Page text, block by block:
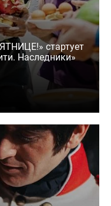
стартует
Наследники»